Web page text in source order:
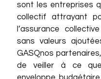
sont les entreprises
collectif attrayant
l’assurance
sans valeurs
GASQnos partenaires
de veiller à ce